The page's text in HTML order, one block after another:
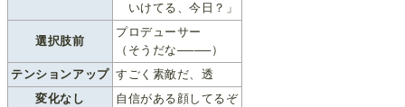
いけてる、今日？」
選択肢前
プロデューサー
（そうだな────）
テンションアップ すごく素敵だ、透
変化なし
自信がある顔してるぞ